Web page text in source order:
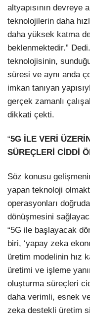
altyapısının devreye
teknolojilerin daha
daha yüksek katma
beklenmektedir.”
teknolojisinin,
süresi ve aynı anda
imkan tanıyan
gerçek zamanlı
dikkati çekti.
“5G İLE VERİ
SÜREÇLERİ CİDDİ
Söz konusu
yapan teknoloji
operasyonları
dönüşmesini
“5G ile başlayacak
biri, ‘yapay zeka
üretim modelinin hız
üretimi ve işleme
oluşturma süreçleri
daha verimli, esnek
zeka destekli üretim